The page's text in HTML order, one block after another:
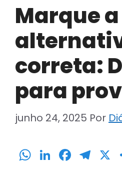
Marque a
correta:
para
junho 24, 2025 Por
W Li F T